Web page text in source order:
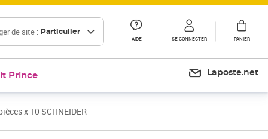
de site : Particulier
AIDE SE CONNECTER PANIER
Prince Laposte.net
x 10 SCHNEIDER